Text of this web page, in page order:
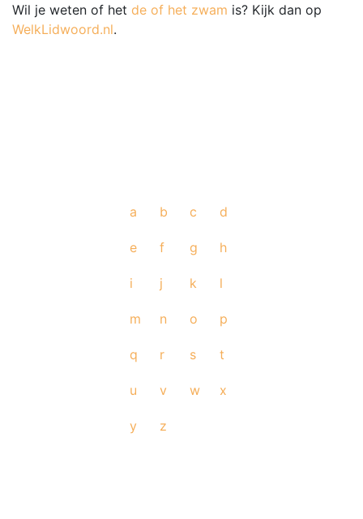
Wil je weten of het de of het zwam is? Kijk dan op
WelkLidwoord.nl.
a b c d
e f g h
i j k l
m n o p
q r s t
u v w x
y z